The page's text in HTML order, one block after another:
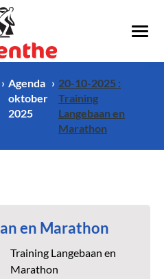
Agenda
oktober
2025
20-10-2025 :
Training
Langebaan en
Marathon
en Marathon
Training Langebaan en
Marathon